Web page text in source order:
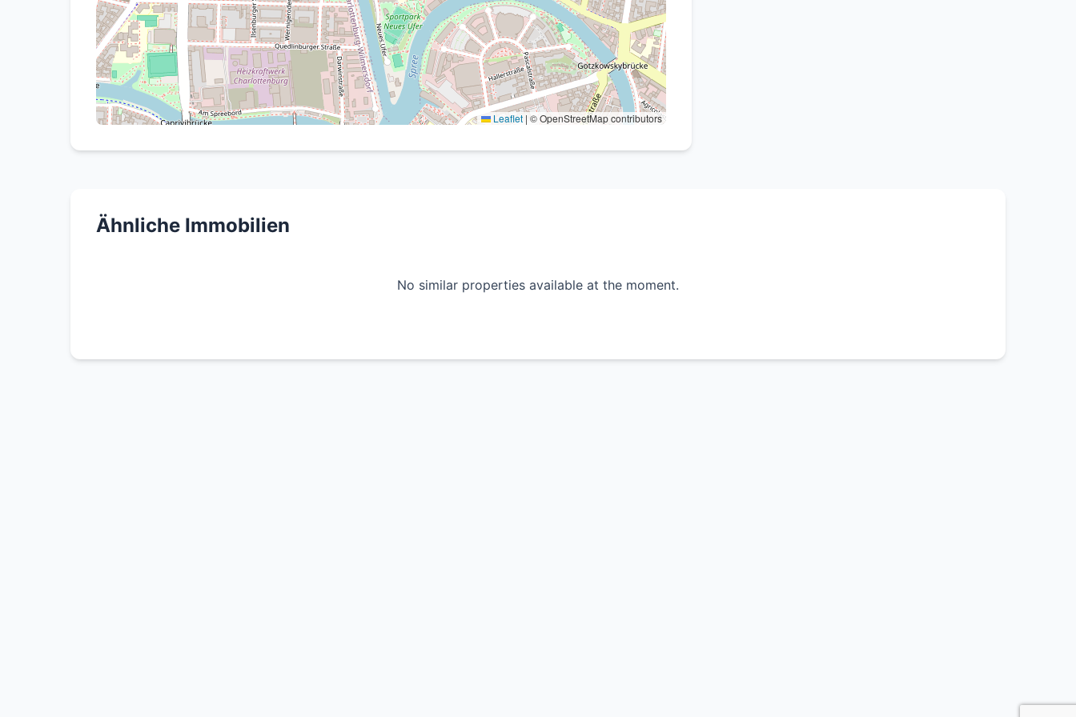
Nettokaltmiete: 661 € / Monat
Lagebeschreibung
Die Immobilie befindet sich im Berliner Stadtteil Moabit, der durch seine zentrale Lage, gute
Verkehrsanbindung und stetige Entwicklung überzeugt. Einkaufsmöglichkeiten, öffentliche
Verkehrsmittel sowie Restaurants und Freizeitangebote befinden sich in unmittelbarer Nähe.
Leaflet | © OpenStreetMap contributors
Ähnliche Immobilien
No similar properties available at the moment.